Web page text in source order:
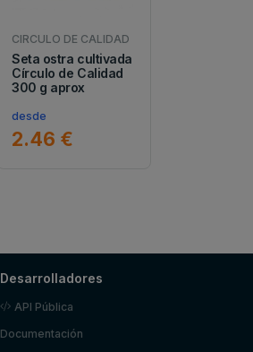
CIRCULO DE CALIDAD
Seta ostra cultivada
Círculo de Calidad
300 g aprox
desde
2.46 €
Desarrolladores
API Pública
Documentación